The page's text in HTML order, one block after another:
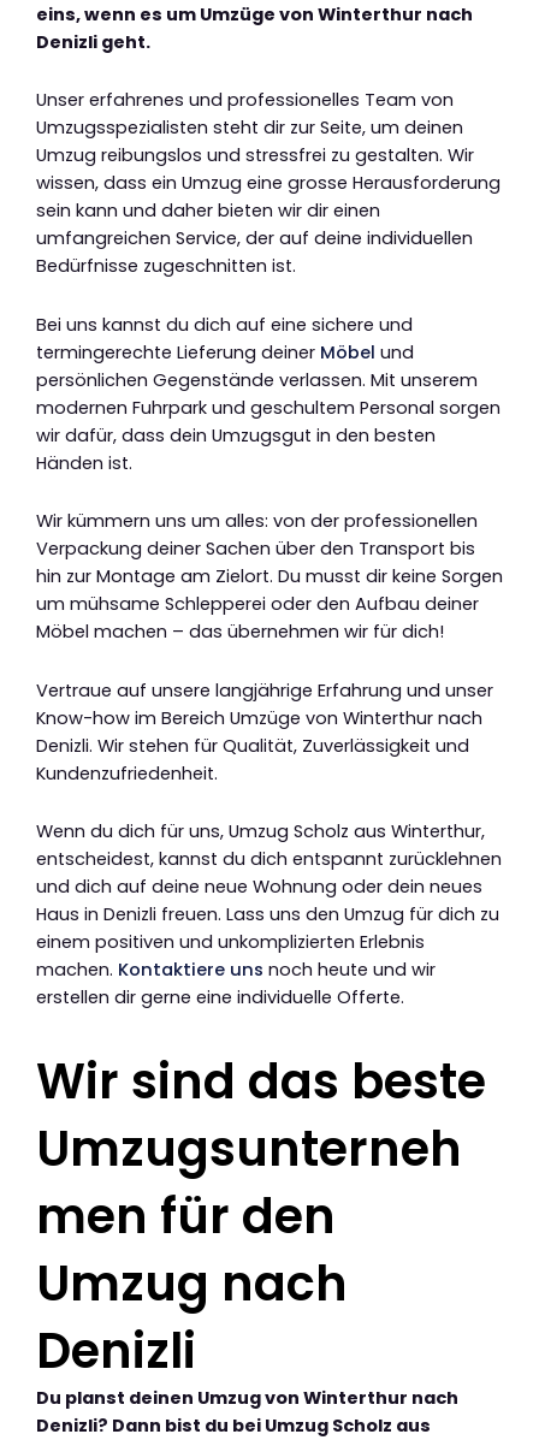
eins, wenn es um Umzüge von Winterthur nach
Denizli geht.
Unser erfahrenes und professionelles Team von
Umzugsspezialisten steht dir zur Seite, um deinen
Umzug reibungslos und stressfrei zu gestalten. Wir
wissen, dass ein Umzug eine grosse Herausforderung
sein kann und daher bieten wir dir einen
umfangreichen Service, der auf deine individuellen
Bedürfnisse zugeschnitten ist.
Bei uns kannst du dich auf eine sichere und
termingerechte Lieferung deiner Möbel und
persönlichen Gegenstände verlassen. Mit unserem
modernen Fuhrpark und geschultem Personal sorgen
wir dafür, dass dein Umzugsgut in den besten
Händen ist.
Wir kümmern uns um alles: von der professionellen
Verpackung deiner Sachen über den Transport bis
hin zur Montage am Zielort. Du musst dir keine Sorgen
um mühsame Schlepperei oder den Aufbau deiner
Möbel machen – das übernehmen wir für dich!
Vertraue auf unsere langjährige Erfahrung und unser
Know-how im Bereich Umzüge von Winterthur nach
Denizli. Wir stehen für Qualität, Zuverlässigkeit und
Kundenzufriedenheit.
Wenn du dich für uns, Umzug Scholz aus Winterthur,
entscheidest, kannst du dich entspannt zurücklehnen
und dich auf deine neue Wohnung oder dein neues
Haus in Denizli freuen. Lass uns den Umzug für dich zu
einem positiven und unkomplizierten Erlebnis
machen. Kontaktiere uns noch heute und wir
erstellen dir gerne eine individuelle Offerte.
Wir sind das beste
Umzugsunterneh
men für den
Umzug nach
Denizli
Du planst deinen Umzug von Winterthur nach
Denizli? Dann bist du bei Umzug Scholz aus